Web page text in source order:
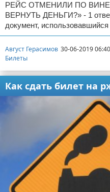
РЕЙС ОТМЕНИЛИ ПО
ВЕРНУТЬ ДЕНЬГИ?» - 1
документ, использовавшийся
Август Герасимов 30-06-2019 06:40
Билеты
Как сдать билет на